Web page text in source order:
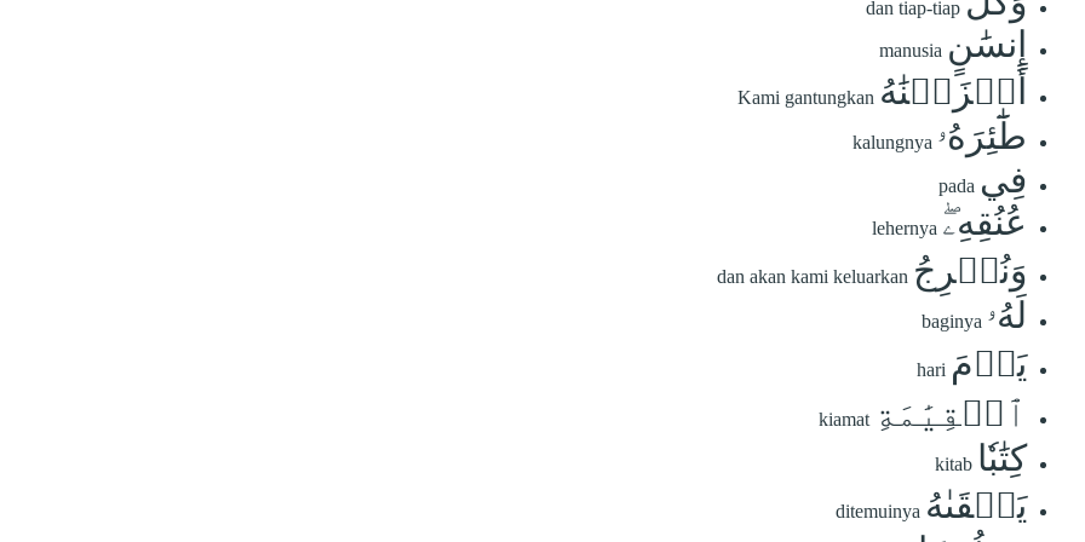
dan tiap-tiap
إِنسَٰنٍ manusia
أَلۡزَمۡنَٰهُ Kami gantungkan
طَٰٓئِرَهُۥ kalungnya
فِي pada
عُنُقِهِۦۖ lehernya
وَنُخۡرِجُ dan akan kami keluarkan
لَهُۥ baginya
يَوۡمَ hari
ٱلۡقِيَٰمَةِ kiamat
كِتَٰبٗا kitab
يَلۡقَىٰهُ ditemuinya